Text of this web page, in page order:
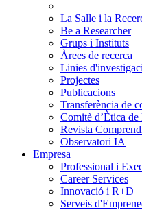
La Salle i la
Be a Researcher
Grups i Instituts
Àrees de recerca
Linies
Projectes
Publicacions
Transferència de
Comitè d’Ètica de
Revista
Observatori IA
Empresa
Professional i
Career Services
Innovació i R+D
Serveis